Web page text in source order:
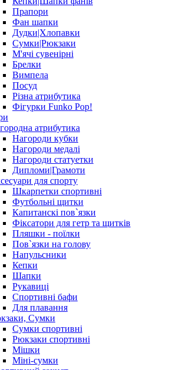
Прапори
Фан шапки
Дудки|Хлопавки
Сумки|Рюкзаки
М'ячі сувенірні
Брелки
Вимпела
Посуд
Різна атрибутика
Фігурки Funko Pop!
атрибутика
Нагороди кубки
Нагороди медалі
Нагороди статуетки
Дипломи|Грамоти
для спорту
Шкарпетки спортивні
Футбольні щитки
Капитанскі пов`язки
Фіксатори для гетр та щитків
Пляшки - поїлки
Пов`язки на голову
Напульсники
Кепки
Шапки
Рукавиці
Спортивні бафи
Для плавання
Сумки
Сумки спортивні
Рюкзаки спортивні
Мішки
Міні-сумки